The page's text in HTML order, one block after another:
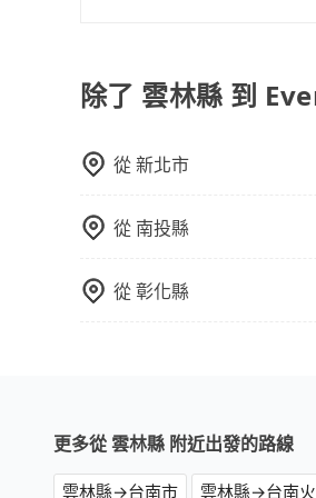
的飯店，有可能再多平台同
選擇評分高、評論多的飯店
這些瑣碎的事，台灣本土的
驗當地的生活和文化。在探
幕，並且可以在旅途中收集
除了 雲林縣 到
從新北市
從 南投縣
從彰化縣
更多從 雲林縣 附近出發的路線
雲林縣→台南市 雲林縣→台南